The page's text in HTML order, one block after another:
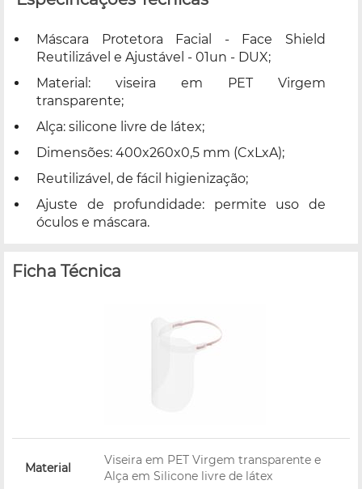
Máscara Protetora Facial - Face Shield
Reutilizável e Ajustável - 01un - DUX;
Material: viseira em PET Virgem
transparente;
Alça: silicone livre de látex;
Dimensões: 400x260x0,5 mm (CxLxA);
Reutilizável, de fácil higienização;
Ajuste de profundidade: permite uso de
óculos e máscara.
Ficha Técnica
Material
Viseira em PET Virgem transparente e
Alça em Silicone livre de látex